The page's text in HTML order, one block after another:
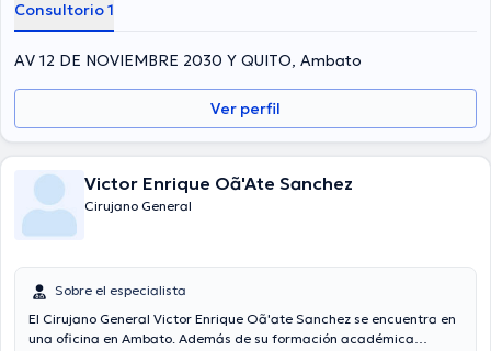
Consultorio 1
AV 12 DE NOVIEMBRE 2030 Y QUITO, Ambato
Ver perfil
Victor Enrique Oã'Ate Sanchez
Cirujano General
Sobre el especialista
El Cirujano General Victor Enrique Oã'ate Sanchez se encuentra en
una oficina en Ambato. Además de su formación académica